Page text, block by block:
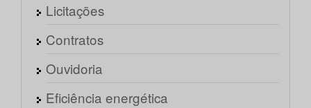
Licitações
Contratos
Ouvidoria
Eficiência energética